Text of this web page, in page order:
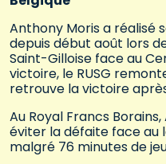
Anthony Moris a réalisé
depuis début août lors
Saint-Gilloise face au
victoire, le RUSG
retrouve la victoire
Au Royal Francs
éviter la défaite face au
malgré 76 minutes de